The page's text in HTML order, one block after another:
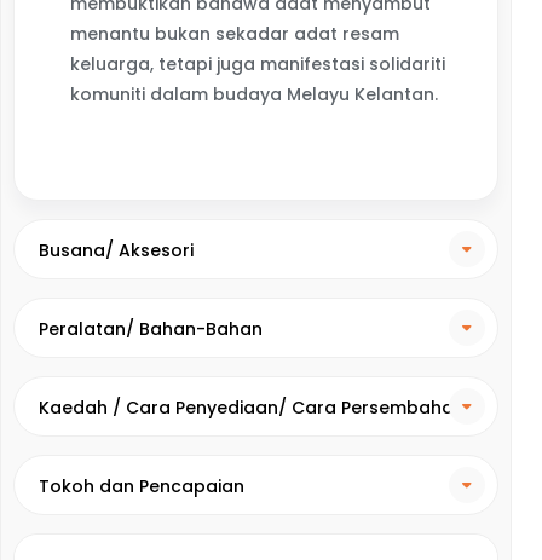
menantu bukan sekadar adat resam
keluarga, tetapi juga manifestasi solidariti
komuniti dalam budaya Melayu Kelantan.
Busana/ Aksesori
Peralatan/ Bahan-Bahan
Kaedah / Cara Penyediaan/ Cara Persembahan
Tokoh dan Pencapaian